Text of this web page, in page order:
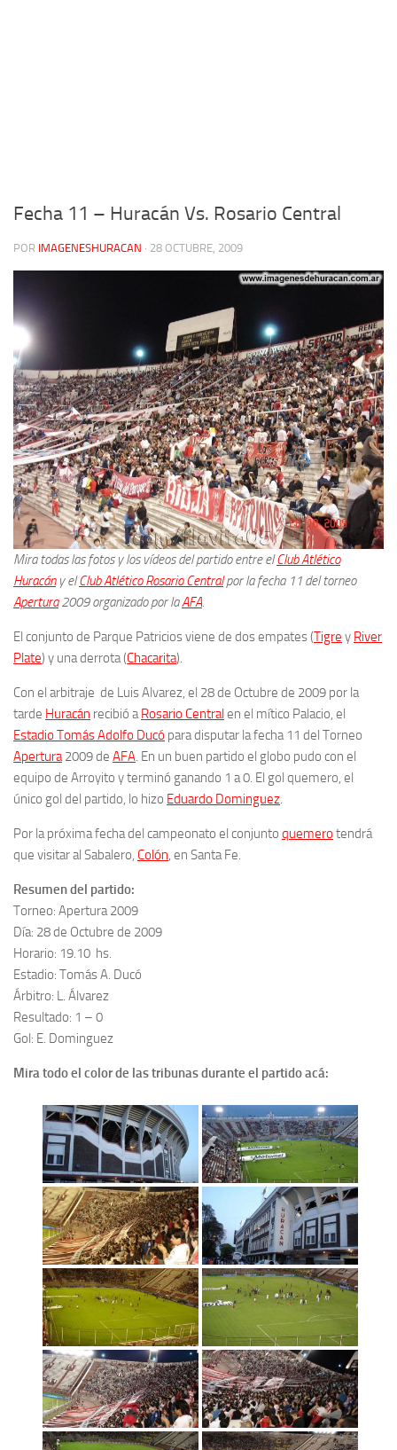
Fecha 11 – Huracán Vs. Rosario Central
POR IMAGENESHURACAN · 28 OCTUBRE, 2009
Mira todas las fotos y los vídeos del partido entre elClub Atlético
Huracány elClub Atlético Rosario Centralpor la fecha 11 del torneo
Apertura2009 organizado por laAFA
El conjunto de Parque Patricios viene de dos empates (Tigre y River
Plate) y una derrota (Chacarita).
Con el arbitraje de Luis Alvarez, el 28 de Octubre de 2009 por la
tarde Huracán recibió a Rosario Centralen el mítico Palacio, el
Estadio Tomás Adolfo Ducó para disputar la fecha 11 del Torneo
Apertura 2009 de AFA . En un buen partido el globo pudo con el
equipo de Arroyito y terminó ganando 1 a 0. El gol quemero, el
único gol del partido, lo hizo Eduardo Dominguez
Por la próxima fecha del campeonato el conjunto quemero tendrá
que visitar al Sabalero, Colón , en Santa Fe.
Resumen del partido:
Torneo: Apertura 2009
Día: 28 de Octubre de 2009
Horario: 19.10 hs.
Estadio: Tomás A. Ducó
Árbitro: L. Álvarez
Resultado: 1 – 0
Gol: E. Dominguez
Mira todo el color de las tribunas durante el partido acá: